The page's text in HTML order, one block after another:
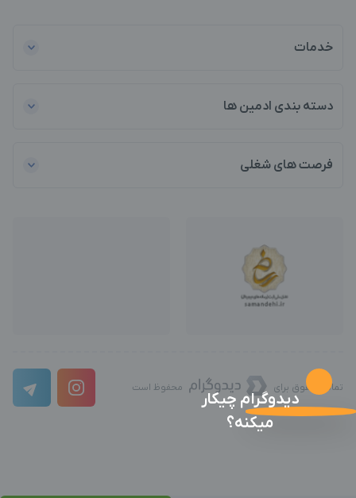
خدمات
دسته بندی ادمین ها
فرصت های شغلی
تمامی حقوق برای محفوظ است
دیدوگرام چیکار
میکنه؟